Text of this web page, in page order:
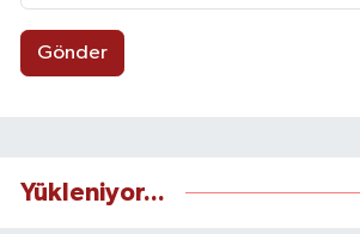
Gönder
Yükleniyor...